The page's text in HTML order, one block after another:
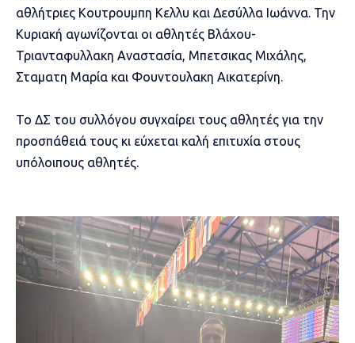
αθλήτριες Κουτρουμπη Κελλυ και Δεσύλλα Ιωάννα. Την
Κυριακή αγωνίζονται οι αθλητές Βλάχου-
Τριανταφυλλακη Αναστασία, Μπετσικας Μιχάλης,
Σταματη Μαρία και Φουντουλακη Αικατερίνη.
Το ΔΣ του συλλόγου συγχαίρει τους αθλητές για την
προσπάθειά τους κι εύχεται καλή επιτυχία στους
υπόλοιπους αθλητές.